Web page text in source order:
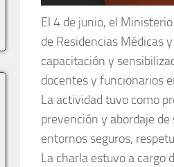
El 4 de junio, el
de Residencias Médicas
capacitación y
docentes y funcionarios
La actividad tuvo como
prevención y abordaje
entornos seguros,
La charla estuvo a cargo